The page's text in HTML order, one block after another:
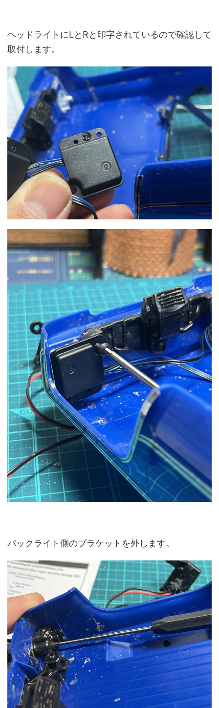
ヘッドライトにLとRと印字されているので確認して
取付します。
バックライト側のブラケットを外します。